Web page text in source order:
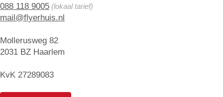
088 118 9005 (lokaal tarief)
mail@flyerhuis.nl
Mollerusweg 82
2031 BZ Haarlem
KvK 27289083